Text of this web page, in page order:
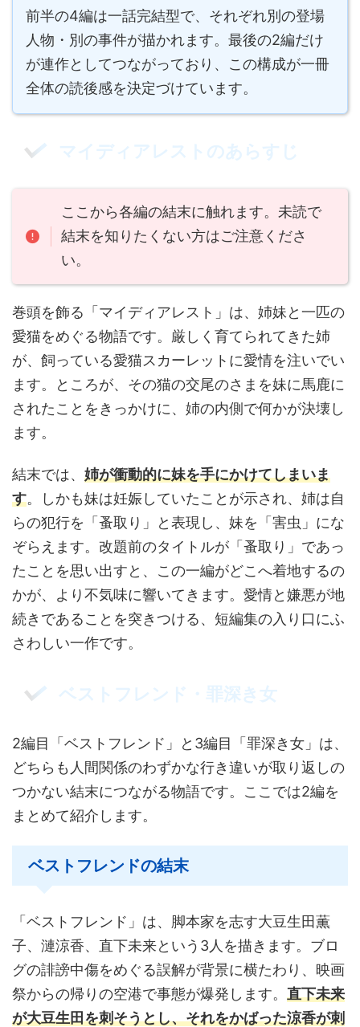
前半の4編は一話完結型で、それぞれ別の登場
人物・別の事件が描かれます。最後の2編だけ
が連作としてつながっており、この構成が一冊
全体の読後感を決定づけています。
マイディアレストのあらすじ
ここから各編の結末に触れます。未読で
結末を知りたくない方はご注意くださ
い。
巻頭を飾る「マイディアレスト」は、姉妹と一匹の
愛猫をめぐる物語です。厳しく育てられてきた姉
が、飼っている愛猫スカーレットに愛情を注いでい
ます。ところが、その猫の交尾のさまを妹に馬鹿に
されたことをきっかけに、姉の内側で何かが決壊し
ます。
結末では、 姉が衝動的に妹を手にかけてしまいま
す。しかも妹は妊娠していたことが示され、姉は自
らの犯行を「蚤取り」と表現し、妹を「害虫」にな
ぞらえます。改題前のタイトルが「蚤取り」であっ
たことを思い出すと、この一編がどこへ着地するの
かが、より不気味に響いてきます。愛情と嫌悪が地
続きであることを突きつける、短編集の入り口にふ
さわしい一作です。
ベストフレンド・罪深き女
2編目「ベストフレンド」と3編目「罪深き女」は、
どちらも人間関係のわずかな行き違いが取り返しの
つかない結末につながる物語です。ここでは2編を
まとめて紹介します。
ベストフレンドの結末
「ベストフレンド」は、脚本家を志す大豆生田薫
子、漣涼香、直下未来という3人を描きます。ブロ
グの誹謗中傷をめぐる誤解が背景に横たわり、映画
祭からの帰りの空港で事態が爆発します。 直下未来
が大豆生田を刺そうとし、それをかばった涼香が刺